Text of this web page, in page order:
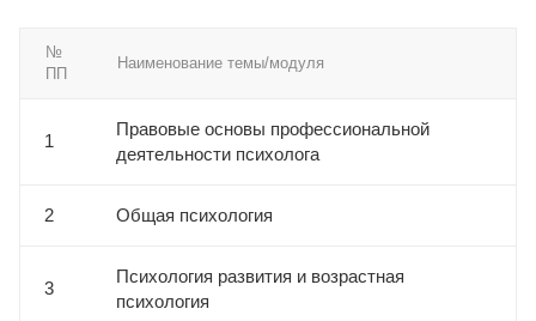
№
ПП
Наименование темы/модуля
1
Правовые основы профессиональной
деятельности психолога
2 Общая психология
3
Психология развития и возрастная
психология